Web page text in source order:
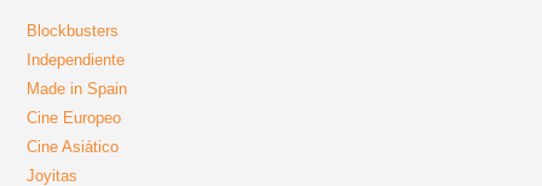
Blockbusters
Independiente
Made in Spain
Cine Europeo
Cine Asiático
Joyitas